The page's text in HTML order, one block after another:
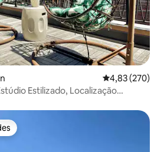
4,83 de uma
4,83 (270)
Estilizado, Localização